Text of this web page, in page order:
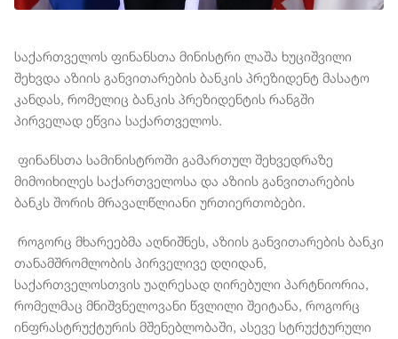
საქართველოს ფინანსთა მინისტრი ლაშა ხუციშვილი
შეხვდა აზიის განვითარების ბანკის პრეზიდენტ მასატო
კანდას, რომელიც ბანკის პრეზიდენტის რანგში
პირველად ეწვია საქართველოს.
ფინანსთა სამინისტროში გამართულ შეხვედრაზე
მიმოიხილეს საქართველოსა და აზიის განვითარების
ბანკს შორის მრავალწლიანი ურთიერთობები.
როგორც მხარეებმა აღნიშნეს, აზიის განვითარების ბანკი
თანამშრომლობის პირველივე დღიდან,
საქართველოსთვის უაღრესად ღირებული პარტნიორია,
რომელმაც მნიშვნელოვანი წვლილი შეიტანა, როგორც
ინფრასტრუქტურის მშენებლობაში, ასევე სტრუქტურული